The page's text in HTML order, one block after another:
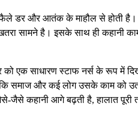
डर और आतंक के माहौल से होती है।
सामने है। इसके साथ ही कहानी
को एक साधारण स्टाफ नर्स के रूप में
समाज और कई लोग उसके काम को
जैसे कहानी आगे बढ़ती है, हालात पूरी